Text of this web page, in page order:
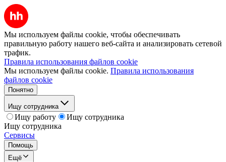
Мы используем файлы cookie, чтобы обеспечивать
правильную работу нашего веб-сайта и анализировать сетевой
трафик.
Правила использования файлов cookie
Мы используем файлы cookie. Правила использования
файлов cookie
Понятно
Ищу сотрудника
Ищу работу
Ищу сотрудника
Ищу сотрудника
Сервисы
Помощь
Ещё